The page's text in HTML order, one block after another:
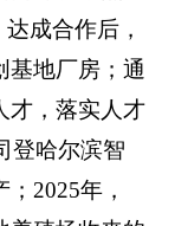
成合作后，
基地厂房；通
才，落实人才
登哈尔滨智
2025年，